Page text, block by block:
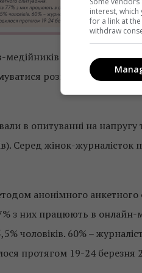
медійників зазначили, що
розпорядку. Серед
в опитуванні на
Серед жінок-
анонімного
з них працюють в онлайн-
чоловіків. 60% –
протягом 19-24 березня
interest,
for a link at
withdraw